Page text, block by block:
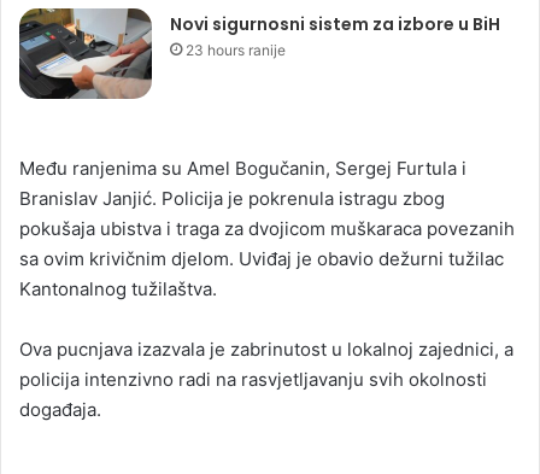
Novi sigurnosni sistem za izbore u BiH
23 hours ranije
Među ranjenima su Amel Bogučanin, Sergej Furtula i
Branislav Janjić. Policija je pokrenula istragu zbog
pokušaja ubistva i traga za dvojicom muškaraca povezanih
sa ovim krivičnim djelom. Uviđaj je obavio dežurni tužilac
Kantonalnog tužilaštva.
Ova pucnjava izazvala je zabrinutost u lokalnoj zajednici, a
policija intenzivno radi na rasvjetljavanju svih okolnosti
događaja.